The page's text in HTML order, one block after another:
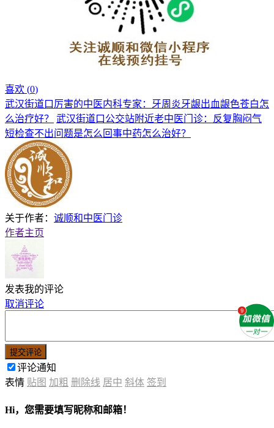
喜欢 (0)
武汉街道口厉害的中医内科专家：牙周炎牙龈出血龈色苍白怎
么治疗好？
武汉街道口公交站附近老中医门诊：反复胸闷气
短检查不出问题是怎么回事中药怎么治好？
关于作者： 诚顺和中医门诊
作者主页
发表我的评论
取消评论
提交评论
评论通知
表情 贴图 加粗 删除线 居中 斜体 签到
Hi，您需要填写昵称和邮箱！